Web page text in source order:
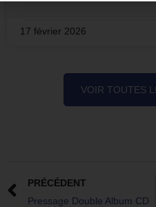
17 février 2026
VOIR TOUTES
PRÉCÉDENT
Pressage Double Album CD